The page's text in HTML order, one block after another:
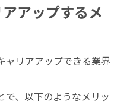
アップするメ
ャリアアップできる業界
で、以下のようなメリッ